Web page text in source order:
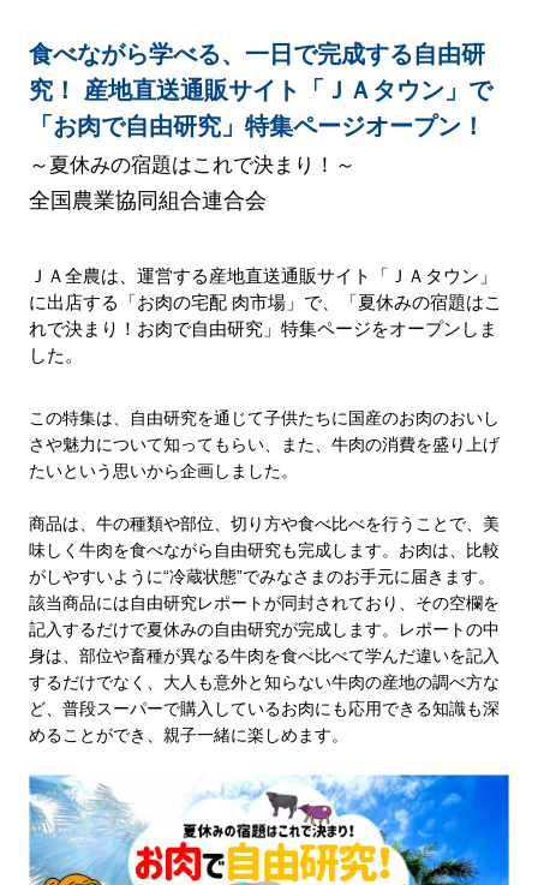
食べながら学べる、一日で完成する自由研
究！ 産地直送通販サイト「ＪＡタウン」で
「お肉で自由研究」特集ページオープン！
～夏休みの宿題はこれで決まり！～
全国農業協同組合連合会
ＪＡ全農は、運営する産地直送通販サイト「ＪＡタウン」
に出店する「お肉の宅配 肉市場」で、「夏休みの宿題はこ
れで決まり！お肉で自由研究」特集ページをオープンしま
した。
この特集は、自由研究を通じて子供たちに国産のお肉のおいし
さや魅力について知ってもらい、また、牛肉の消費を盛り上げ
たいという思いから企画しました。
商品は、牛の種類や部位、切り方や食べ比べを行うことで、美
味しく牛肉を食べながら自由研究も完成します。お肉は、比較
がしやすいように“冷蔵状態”でみなさまのお手元に届きます。
該当商品には自由研究レポートが同封されており、その空欄を
記入するだけで夏休みの自由研究が完成します。レポートの中
身は、部位や畜種が異なる牛肉を食べ比べて学んだ違いを記入
するだけでなく、大人も意外と知らない牛肉の産地の調べ方な
ど、普段スーパーで購入しているお肉にも応用できる知識も深
めることができ、親子一緒に楽しめます。